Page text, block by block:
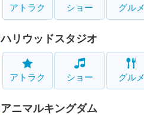
アトラク ショー グルメ
ハリウッドスタジオ
アトラク ショー グルメ
アニマルキングダム